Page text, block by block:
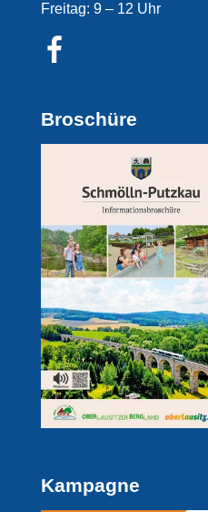
Freitag: 9 – 12 Uhr
Broschüre
Kampagne